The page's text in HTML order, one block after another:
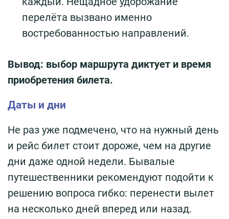
перелёта вызвано именно
востребованностью направлений.
Вывод: выбор маршрута диктует и время
приобретения билета.
Даты и дни
Не раз уже подмечено, что на нужный день
и рейс билет стоит дороже, чем на другие
дни даже одной недели. Бывалые
путешественники рекомендуют подойти к
решению вопроса гибко: перенести вылет
на несколько дней вперед или назад.